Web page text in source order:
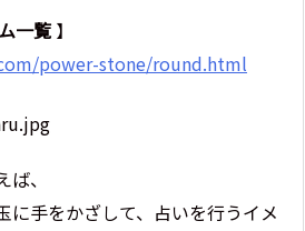
一覧】
power-stone/round.html
、
に手をかざして、占いを行うイメ